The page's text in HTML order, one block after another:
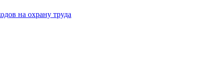
на охрану труда